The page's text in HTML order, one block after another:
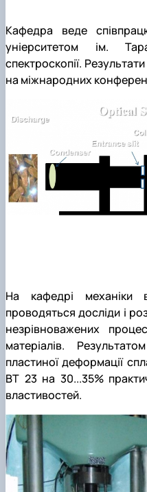
Кафедра веде
уніерситетом ім.
спектроскопії.
на міжнародних
На кафедрі механіки
проводяться досліди і
незрівноважених
матеріалів.
пластиної деформації
ВТ 23 на 30...35%
властивостей.